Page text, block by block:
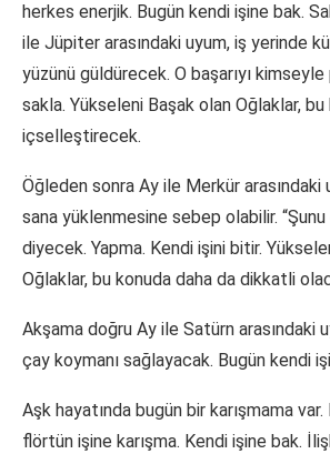
herkes enerjik. Bugün kendi işine bak.
ile Jüpiter arasındaki uyum, iş yerinde
yüzünü güldürecek. O başarıyı
sakla. Yükseleni Başak olan Oğlaklar, bu
içselleştirecek.
Öğleden sonra Ay ile Merkür arasındaki
sana yüklenmesine sebep olabilir. “Şunu
diyecek. Yapma. Kendi işini bitir.
Oğlaklar, bu konuda daha da dikkatli
Akşama doğru Ay ile Satürn arasındaki
çay koymanı sağlayacak. Bugün kendi
Aşk hayatında bugün bir karışmama
flörtün işine karışma. Kendi işine bak.